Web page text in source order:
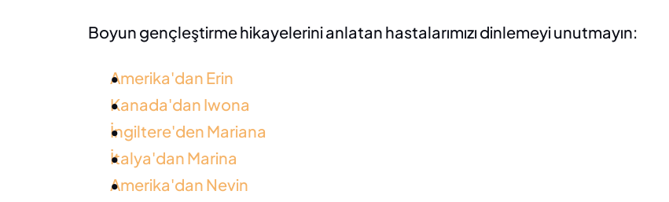
Boyun gençleştirme hikayelerini anlatan hastalarımızı dinlemeyi unutmayın:
Amerika'dan Erin
Kanada'dan Iwona
İngiltere'den Mariana
İtalya'dan Marina
Amerika'dan Nevin